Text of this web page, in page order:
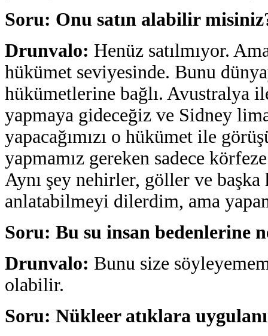
Soru: Onu satın alabilir
Drunvalo: Henüz satılmıyor.
hükümet seviyesinde. Bunu
hükümetlerine bağlı. Avustralya
yapmaya gideceğiz ve Sidney
yapacağımızı o hükümet ile
yapmamız gereken sadece
Aynı şey nehirler, göller ve
anlatabilmeyi dilerdim, ama
Soru: Bu su insan bedenlerine
Drunvalo: Bunu size
olabilir.
Soru: Nükleer atıklara